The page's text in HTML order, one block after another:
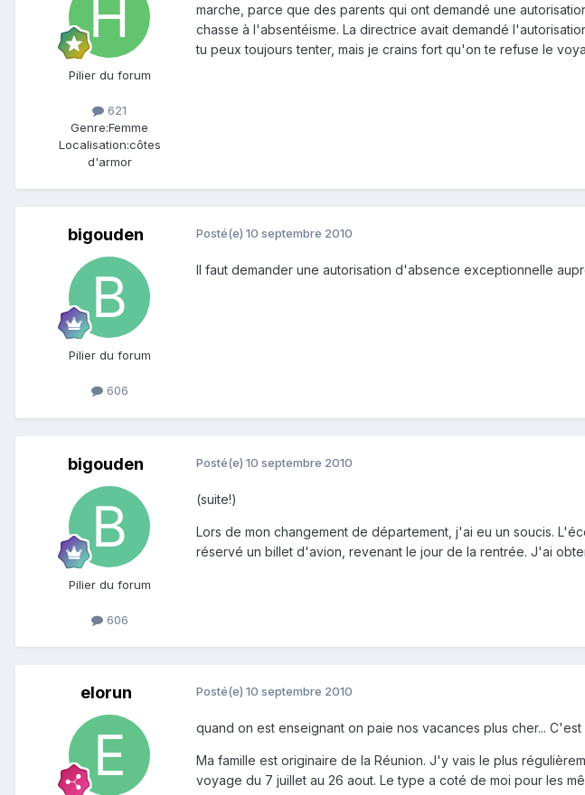
Pilier du forum
621
Genre:Femme
Localisation:côtes
d'armor
marche, parce que des parents qui ont demandé une
chasse à l'absentéisme. La directrice avait demandé
tu peux toujours tenter, mais je crains fort qu'on te refuse le
bigouden
Pilier du forum
606
Posté(e) 10 septembre 2010
Il faut demander une autorisation d'absence exceptionnelle
bigouden
Pilier du forum
606
Posté(e) 10 septembre 2010
(suite!)
Lors de mon changement de département, j'ai eu un soucis.
réservé un billet d'avion, revenant le jour de la rentrée. J'ai
elorun Posté(e) 10 septembre 2010
quand on est enseignant on paie nos vacances plus cher... C'est
Ma famille est originaire de la Réunion. J'y vais le plus
voyage du 7 juillet au 26 aout. Le type a coté de moi pour les